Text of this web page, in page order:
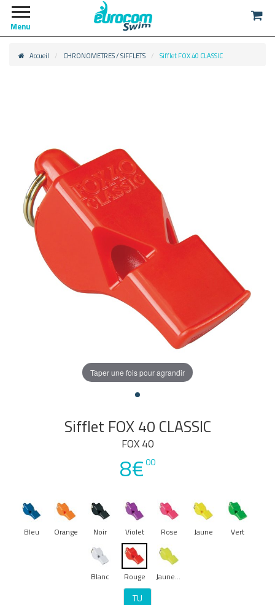
Menu
Accueil CHRONOMETRES / SIFFLETS Sifflet FOX 40 CLASSIC
Taper une fois pour agrandir
Sifflet FOX 40 CLASSIC
FOX 40
8€00
Bleu Orange Noir Violet Rose Jaune Vert
Blanc Rouge Jaune Fluo
TU